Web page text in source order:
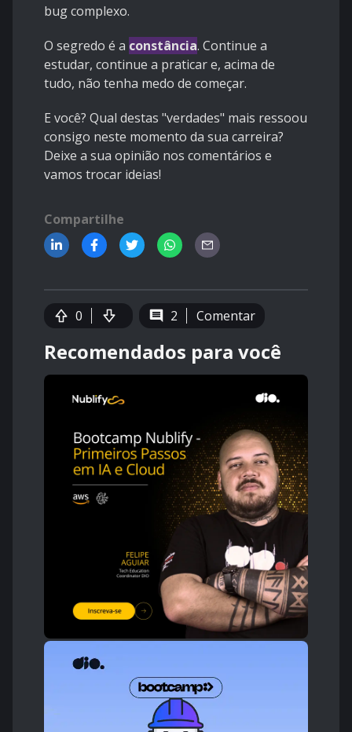
bug complexo.
O segredo é a constância. Continue a
estudar, continue a praticar e, acima de
tudo, não tenha medo de começar.
E você? Qual destas "verdades" mais ressoou
consigo neste momento da sua carreira?
Deixe a sua opinião nos comentários e
vamos trocar ideias!
Compartilhe
0 2 Comentar
Recomendados para você